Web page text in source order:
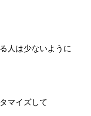
人は少ないように
マイズして